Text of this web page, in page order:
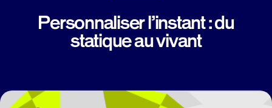
Personnaliser l’instant : du
statique au vivant